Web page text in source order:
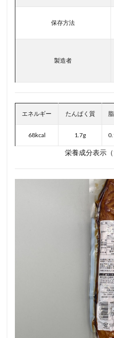
保存方法
製造者
エネルギー たんぱく質
68kcal 1.7g
栄養成分表示（